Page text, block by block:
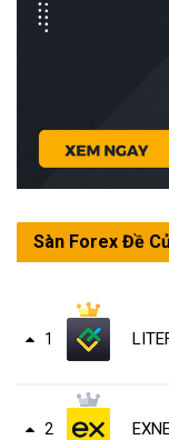
Sàn Forex Đề
1
2